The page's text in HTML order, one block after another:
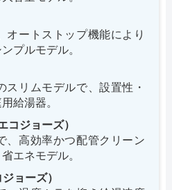
オートストップ機能により
プルモデル。
スリムモデルで、設置性・
給湯器。
コジョーズ）
、高効率かつ配管クリーン
エネモデル。
ョーズ）